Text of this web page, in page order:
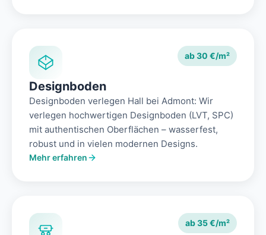
ab 30 €/m²
Designboden
Designboden verlegen Hall bei Admont: Wir
verlegen hochwertigen Designboden (LVT, SPC)
mit authentischen Oberflächen – wasserfest,
robust und in vielen modernen Designs.
Mehr erfahren
ab 35 €/m²